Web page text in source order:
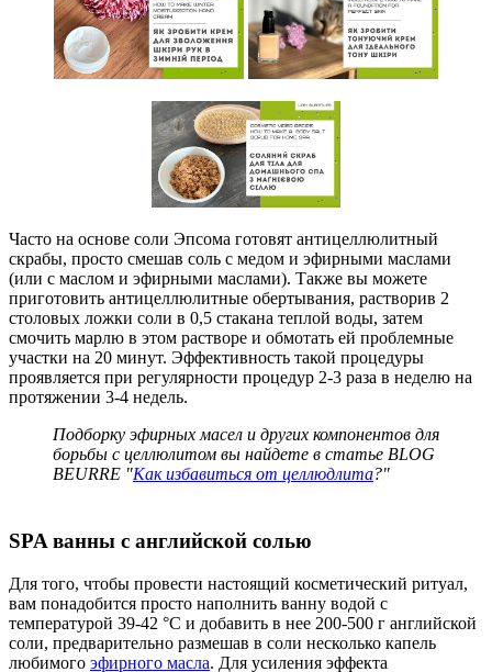
Часто на основе соли Эпсома готовят антицеллюлитный
скрабы, просто смешав соль с медом и эфирными маслами
(или с маслом и эфирными маслами). Также вы можете
приготовить антицеллюлитные обертывания, растворив 2
столовых ложки соли в 0,5 стакана теплой воды, затем
смочить марлю в этом растворе и обмотать ей проблемные
участки на 20 минут. Эффективность такой процедуры
проявляется при регулярности процедур 2-3 раза в неделю на
протяжении 3-4 недель.
Подборку эфирных масел и других компонентов для
борьбы с целлюлитом вы найдете в статье BLOG
BEURRE "Как избавиться от целлюдлита?"
SPA ванны с английской солью
Для того, чтобы провести настоящий косметический ритуал,
вам понадобится просто наполнить ванну водой с
температурой 39-42 °C и добавить в нее 200-500 г английской
соли, предварительно размешав в соли несколько капель
любимого эфирного масла. Для усиления эффекта